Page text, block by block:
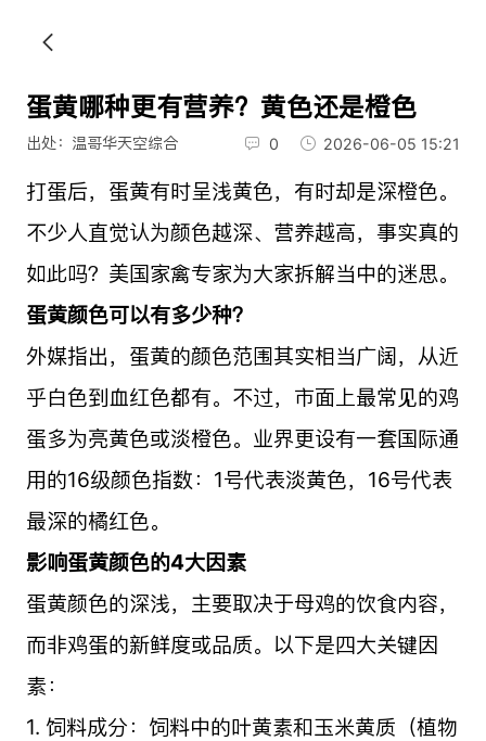
蛋黄哪种更有营养？黄色还是橙色
出处：温哥华天空综合 0 2026-06-05 15:21
打蛋后，蛋黄有时呈浅黄色，有时却是深橙色。
不少人直觉认为颜色越深、营养越高，事实真的
如此吗？美国家禽专家为大家拆解当中的迷思。
蛋黄颜色可以有多少种？
外媒指出，蛋黄的颜色范围其实相当广阔，从近
乎白色到血红色都有。不过，市面上最常见的鸡
蛋多为亮黄色或淡橙色。业界更设有一套国际通
用的16级颜色指数：1号代表淡黄色，16号代表
最深的橘红色。
影响蛋黄颜色的4大因素
蛋黄颜色的深浅，主要取决于母鸡的饮食内容，
而非鸡蛋的新鲜度或品质。以下是四大关键因
素：
1. 饲料成分：饲料中的叶黄素和玉米黄质（植物